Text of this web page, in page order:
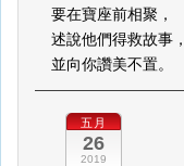
要在寶座前相聚，
述說他們得救故事，
並向你讚美不置。
五月
26
2019